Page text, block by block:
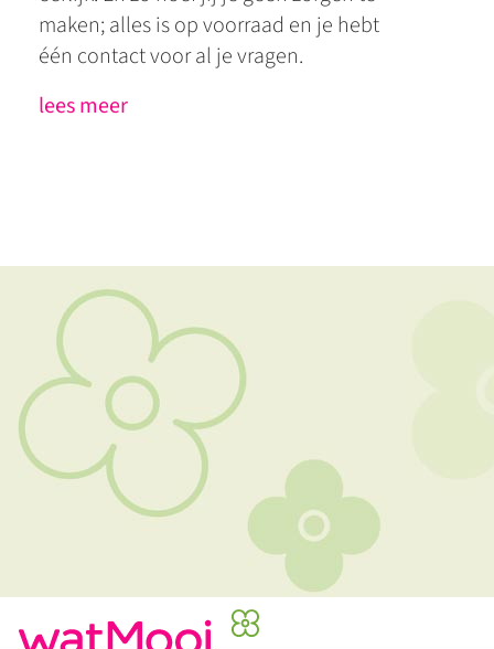
maken; alles is op voorraad en je hebt
één contact voor al je vragen.
lees meer